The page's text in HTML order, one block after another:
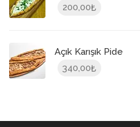
200,00₺
Açık Karışık Pide
340,00₺